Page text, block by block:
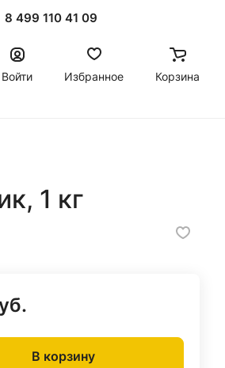
8 499 110 41 09
Войти
Избранное Корзина
1 кг
В корзину